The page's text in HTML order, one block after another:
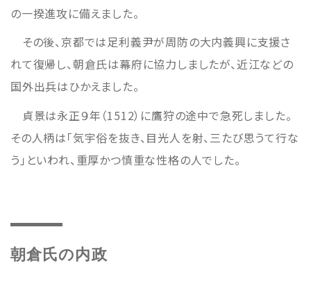
の一揆進攻に備えました。
その後、京都では足利義尹が周防の大内義興に支援さ
れて復帰し、朝倉氏は幕府に協力しましたが、近江などの
国外出兵はひかえました。
貞景は永正９年（1512）に鷹狩の途中で急死しました。
その人柄は「気宇俗を抜き、目光人を射、三たび思うて行な
う」といわれ、重厚かつ慎重な性格の人でした。
朝倉氏の内政